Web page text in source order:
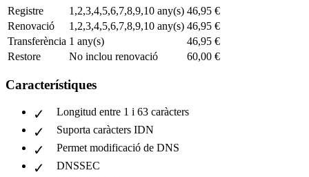
Registre
1,2,3,4,5,6,7,8,9,10 any(s) 46,95 €
Renovació
1,2,3,4,5,6,7,8,9,10 any(s) 46,95 €
Transferència 1 any(s)
46,95 €
Restore
No inclou renovació 60,00 €
Característiques
Longitud entre 1 i 63 caràcters
Suporta caràcters IDN
Permet modificació de DNS
DNSSEC